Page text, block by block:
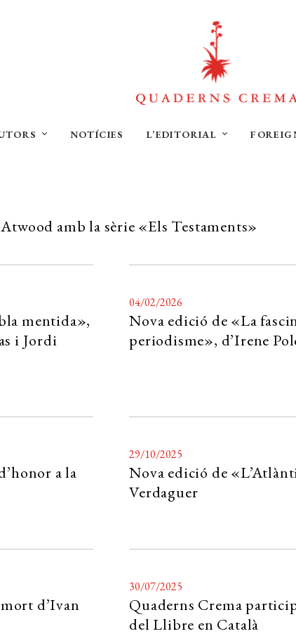
NOTÍCIES L’EDITORIAL
amb la sèrie «Els Testaments»
mentida»,
i Jordi
04/02/2026
Nova edició de «La
periodisme», d’Irene
a la
29/10/2025
Nova edició de
Verdaguer
d’Ivan
30/07/2025
Quaderns Crema
del Llibre en Català